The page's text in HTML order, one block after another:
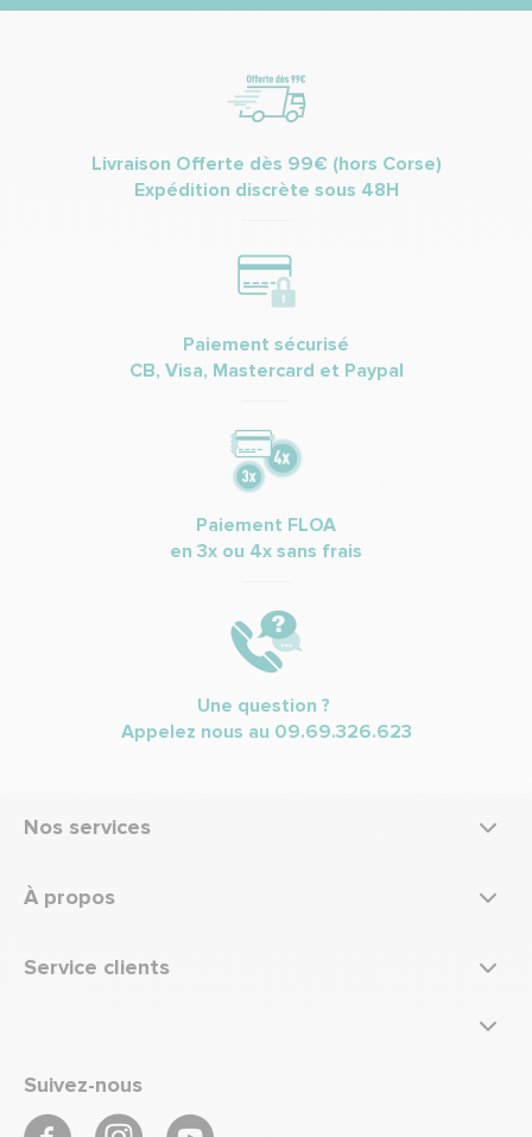
Livraison Offerte dès 99€ (hors Corse)
Expédition discrète sous 48H
Paiement sécurisé
CB, Visa, Mastercard et Paypal
Paiement FLOA
en 3x ou 4x sans frais
Une question ?
Appelez nous au 09.69.326.623
Nos services
À propos
Service clients
Suivez-nous